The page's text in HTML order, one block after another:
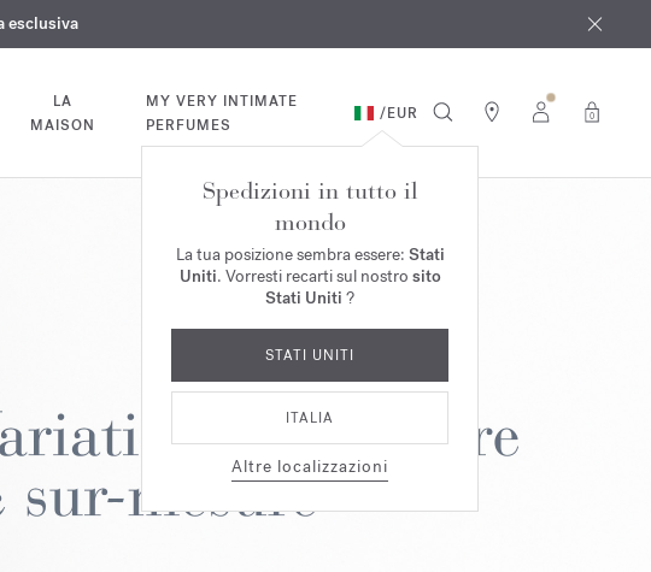
tuo ordine*
fino al 9 agosto
esclusiva
LA
MAISON
MY VERY INTIMATE
PERFUMES
/EUR 0
Spedizioni in tutto il
mondo
La tua posizione sembra essere: Stati
Uniti. Vorresti recarti sul nostro sito
Stati Uniti ?
STATI UNITI
ITALIA
Altre localizzazioni